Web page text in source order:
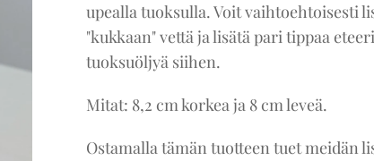
upealla tuoksulla. Voit vaihtoehtoisesti
"kukkaan" vettä ja lisätä pari tippaa
tuoksuöljyä siihen.
Mitat: 8,2 cm korkea ja 8 cm leveä.
Ostamalla tämän tuotteen tuet meidän